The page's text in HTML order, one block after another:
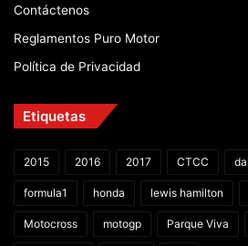
Contáctenos
Reglamentos Puro Motor
Política de Privacidad
Etiquetas
2015 2016 2017 CTCC
formula1 honda lewis hamilton
Motocross motogp Parque Viva